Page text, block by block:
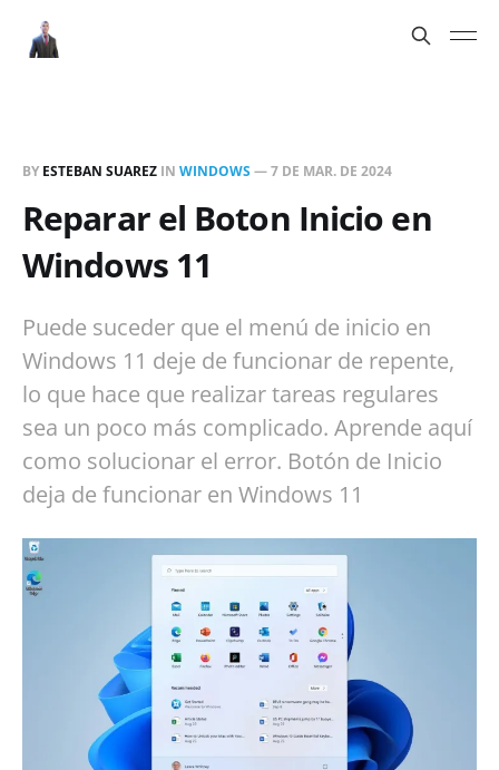
BY ESTEBAN SUAREZ IN WINDOWS—7 DE MAR. DE 2024
Reparar el Boton Inicio en
Windows 11
Puede suceder que el menú de inicio en
Windows 11 deje de funcionar de repente,
lo que hace que realizar tareas regulares
sea un poco más complicado. Aprende aquí
como solucionar el error. Botón de Inicio
deja de funcionar en Windows 11